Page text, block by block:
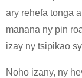
ary rehefa tonga
manana ny pin
izay ny tsipikao
Noho izany, ny